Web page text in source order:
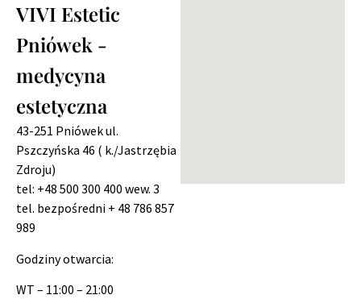
VIVI Estetic
Pniówek -
medycyna
estetyczna
43-251 Pniówekul.
Pszczyńska 46 ( k./Jastrzębia
Zdroju)
tel: +48 500 300 400 wew. 3
tel. bezpośredni + 48 786 857
989
Godziny otwarcia:
WT – 11:00 – 21:00